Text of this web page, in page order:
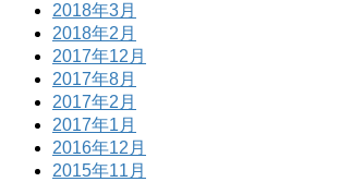
2018年3月
2018年2月
2017年12月
2017年8月
2017年2月
2017年1月
2016年12月
2015年11月